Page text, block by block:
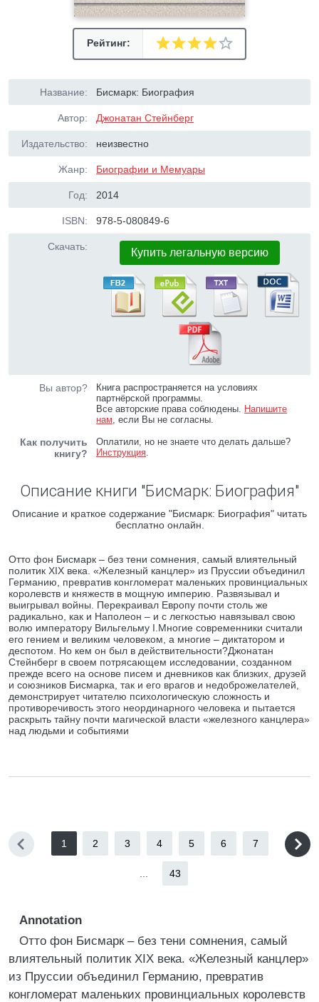
Рейтинг:
Название: Бисмарк: Биография
Автор: Джонатан Стейнберг
Издательство: неизвестно
Жанр: Биографии и Мемуары
Год: 2014
ISBN: 978-5-080849-6
Скачать: Купить легальную версию
Вы автор?
Книга распространяется на условиях
партнёрской программы.
Все авторские права соблюдены. Напишите
нам, если Вы не согласны.
Как получить
книгу?
Оплатили, но не знаете что делать дальше?
Инструкция.
Описание книги "Бисмарк: Биография"
Описание и краткое содержание "Бисмарк: Биография" читать
бесплатно онлайн.
Отто фон Бисмарк – без тени сомнения, самый влиятельный
политик XIX века. «Железный канцлер» из Пруссии объединил
Германию, превратив конгломерат маленьких провинциальных
королевств и княжеств в мощную империю. Развязывал и
выигрывал войны. Перекраивал Европу почти столь же
радикально, как и Наполеон – и с легкостью навязывал свою
волю императору Вильгельму I.Многие современники считали
его гением и великим человеком, а многие – диктатором и
деспотом. Но кем он был в действительности?Джонатан
Стейнберг в своем потрясающем исследовании, созданном
прежде всего на основе писем и дневников как близких, друзей
и союзников Бисмарка, так и его врагов и недоброжелателей,
демонстрирует читателю психологическую сложность и
противоречивость этого неординарного человека и пытается
раскрыть тайну почти магической власти «железного канцлера»
над людьми и событиями
1 2 3 4 5 6 7
43
Annotation
Отто фон Бисмарк – без тени сомнения, самый
влиятельный политик XIX века. «Железный канцлер»
из Пруссии объединил Германию, превратив
конгломерат маленьких провинциальных королевств